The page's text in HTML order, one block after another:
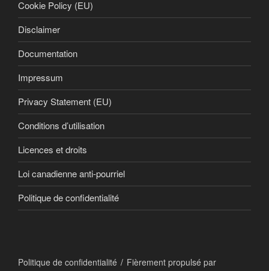
Cookie Policy (EU)
Disclaimer
Documentation
Impressum
Privacy Statement (EU)
Conditions d’utilisation
Licences et droits
Loi canadienne anti-pourriel
Politique de confidentialité
Politique de confidentialité
Fièrement propulsé par